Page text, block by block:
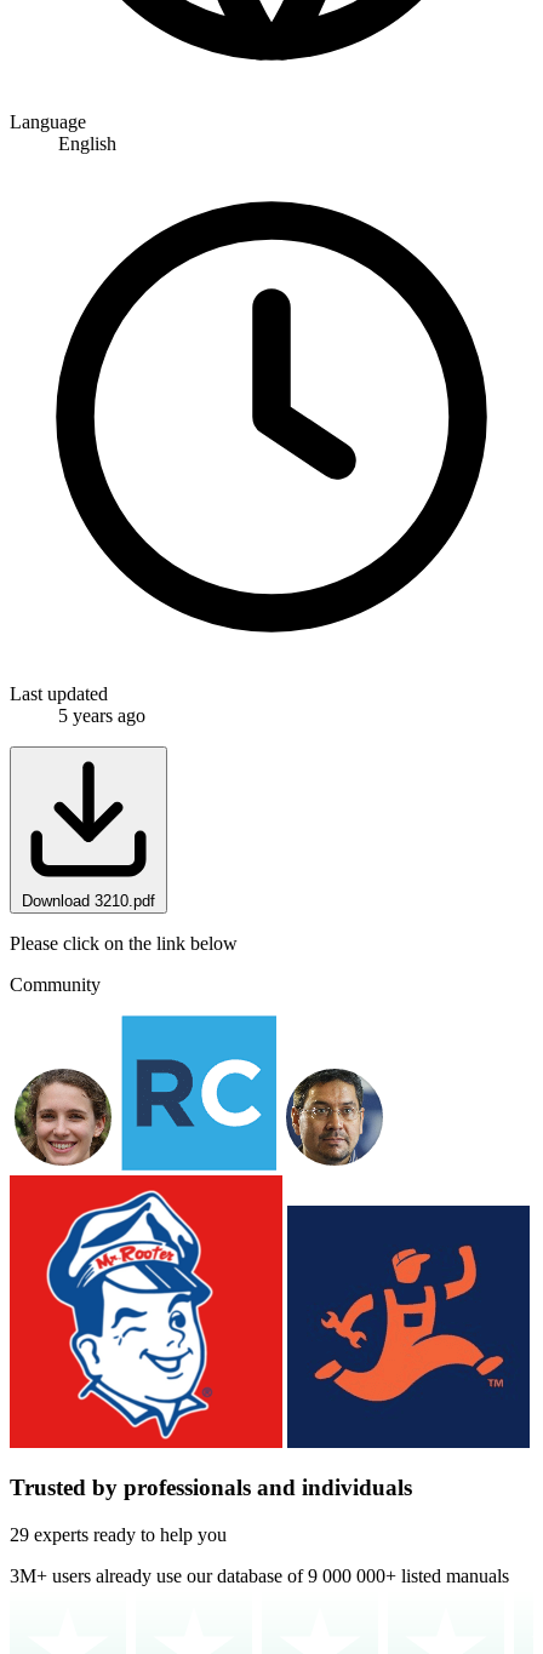
Language
English
Last updated
5 years ago
Download 3210.pdf
Please click on the link below
Community
Trusted by professionals and individuals
29 experts ready to help you
3M+ users already use our database of 9 000 000+ listed manuals